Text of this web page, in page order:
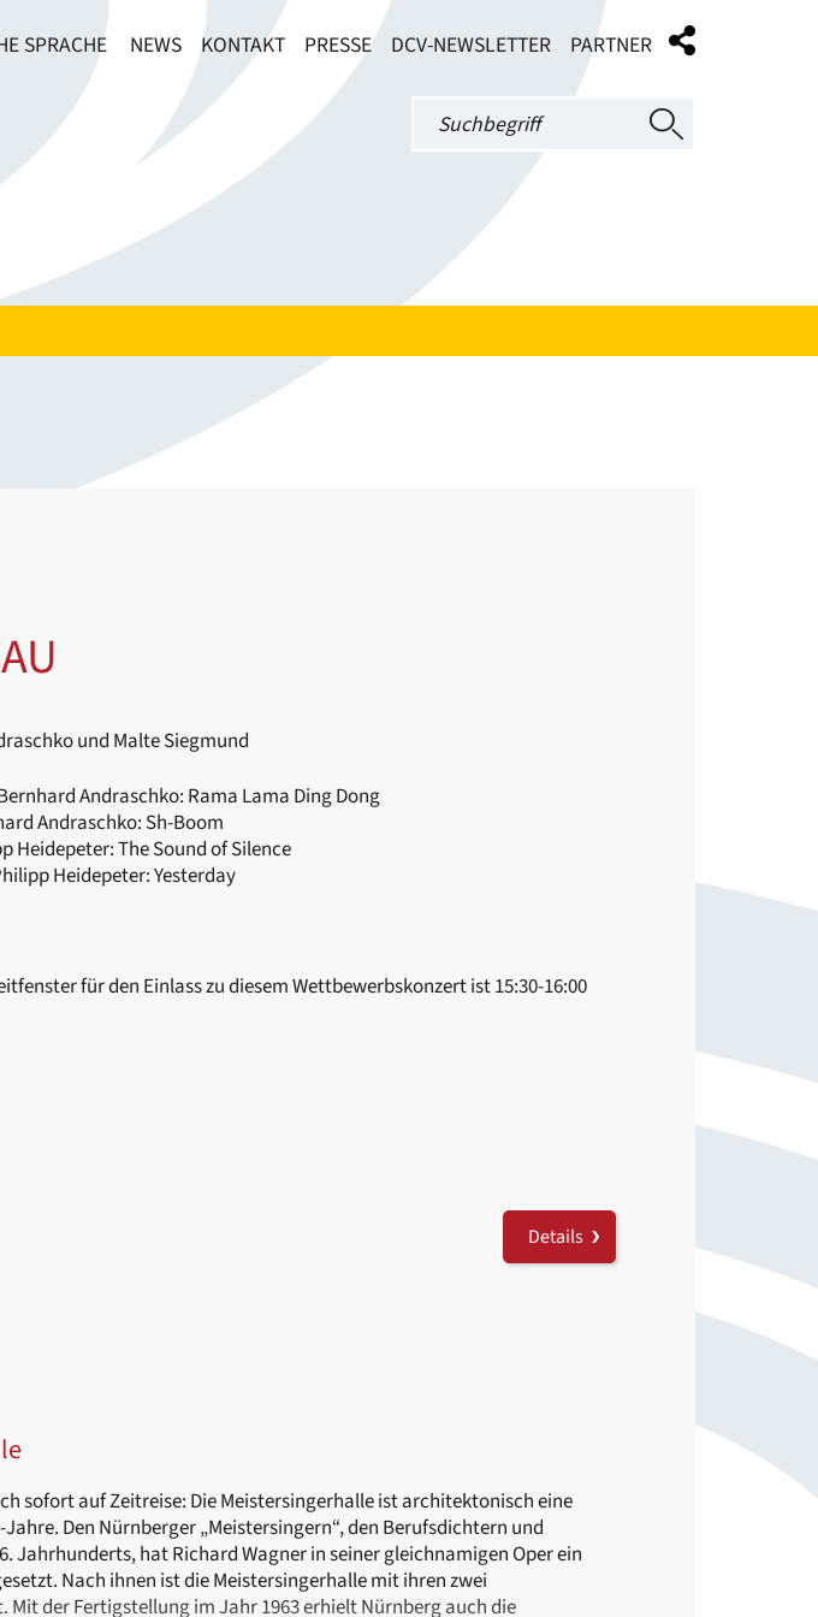
SPRACHE NEWS KONTAKT PRESSE DCV-NEWSLETTER PARTNER
und Malte Siegmund
Andraschko: Rama Lama Ding Dong
Andraschko: Sh-Boom
Heidepeter: The Sound of Silence
Heidepeter: Yesterday
für den Einlass zu diesem Wettbewerbskonzert ist 15:30-16:00
Details
sofort auf Zeitreise: Die Meistersingerhalle ist architektonisch eine
Den Nürnberger „Meistersingern“, den Berufsdichtern und
Jahrhunderts, hat Richard Wagner in seiner gleichnamigen Oper ein
Nach ihnen ist die Meistersingerhalle mit ihren zwei
Mit der Fertigstellung im Jahr 1963 erhielt Nürnberg auch die